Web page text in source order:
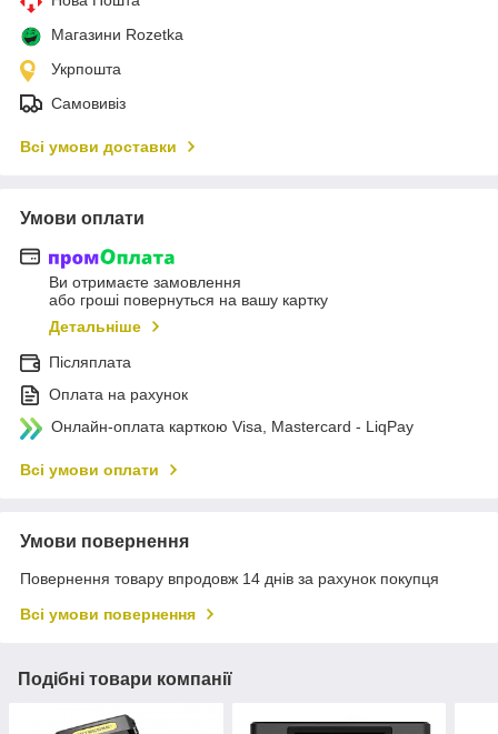
Магазини Rozetka
Укрпошта
Самовивіз
Всі умови доставки
Умови оплати
Ви отримаєте замовлення
або гроші повернуться на вашу картку
Детальніше
Післяплата
Оплата на рахунок
Онлайн-оплата карткою Visa, Mastercard - LiqPay
Всі умови оплати
Умови повернення
Повернення товару впродовж 14 днів за рахунок покупця
Всі умови повернення
Подібні товари компанії